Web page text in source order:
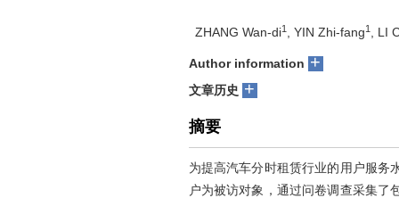
ZHANG Wan-di1, YIN Zhi-fang1, LI
Author information +
文章历史 +
摘要
为提高汽车分时租赁行业的用户服务
户为被访对象，通过问卷调查采集